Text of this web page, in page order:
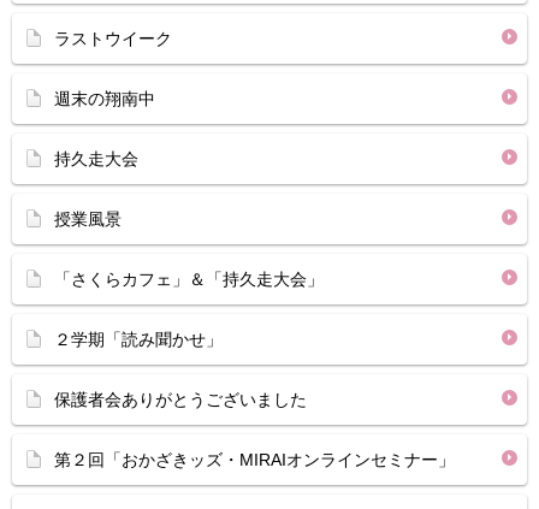
ラストウイーク
週末の翔南中
持久走大会
授業風景
「さくらカフェ」＆「持久走大会」
２学期「読み聞かせ」
保護者会ありがとうございました
第２回「おかざきッズ・MIRAIオンラインセミナー」